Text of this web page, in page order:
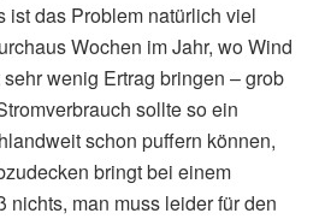
ist das Problem natürlich viel
Wochen im Jahr, wo Wind
wenig Ertrag bringen – grob
sollte so ein
schon puffern können,
bringt bei einem
nichts, man muss leider für den